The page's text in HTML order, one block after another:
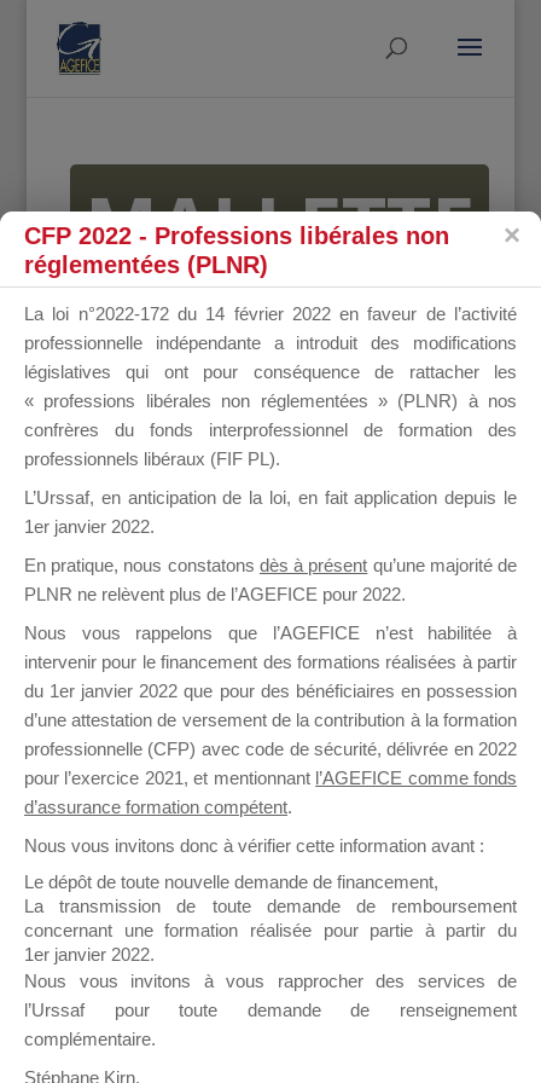
MALLETTE
DU
DIRIGEANT
il y a un mois
Ce groupe est destiné aux Organismes de
Formation qui souhaitent répondre à l’Appel à
Propositions Mallette du Dirigeant.
Ce groupe propose un forum dédié au support
sur lequel il est possible de laisser un message
ou poser une question.
NB : Il est nécessaire d’être
pouvoir rejoindre ce groupe
CFP 2022 - Professions libérales non
réglementées (PLNR)
La loi n°2022-172 du 14 février 2022 en faveur de l’activité
professionnelle indépendante a introduit des modifications
législatives qui ont pour conséquence de rattacher les
« professions libérales non réglementées » (PLNR) à nos
confrères du fonds interprofessionnel de formation des
professionnels libéraux (FIF PL).
L’Urssaf, en anticipation de la loi, en fait application depuis le
1er janvier 2022.
En pratique, nous constatons dès à présent qu’une majorité de
PLNR ne relèvent plus de l’AGEFICE pour 2022.
Nous vous rappelons que l’AGEFICE n’est habilitée à
intervenir pour le financement des formations réalisées à partir
du 1er janvier 2022 que pour des bénéficiaires en possession
d’une attestation de versement de la contribution à la formation
professionnelle (CFP) avec code de sécurité, délivrée en 2022
pour l’exercice 2021, et mentionnant l’AGEFICE comme fonds
d’assurance formation compétent.
Nous vous invitons donc à vérifier cette information avant :
Le dépôt de toute nouvelle demande de financement,
La transmission de toute demande de remboursement
concernant une formation réalisée pour partie à partir du
1er janvier 2022.
Nous vous invitons à vous rapprocher des services de
l’Urssaf pour toute demande de renseignement
complémentaire.
Stéphane Kirn,